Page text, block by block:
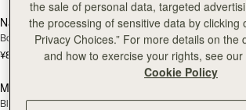
Nano Tote
Bottle Green
¥82,500
Mosaic Bag
Caramel
¥108,900
カートに追加
Mosaic Bag
Black Chocolate
the sale of personal data, targeted
the processing of sensitive data by clicking
Privacy Choices.” For more details on the
and how to exercise your rights, see our
Cookie Policy